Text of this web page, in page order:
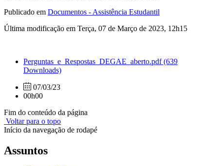
Publicado em Documentos - Assistência Estudantil
Última modificação em Terça, 07 de Março de 2023, 12h15
Perguntas_e_Respostas_DEGAE_aberto.pdf(639
Downloads)
07/03/23
00h00
Fim do conteúdo da página
Voltar para o topo
Início da navegação de rodapé
Assuntos